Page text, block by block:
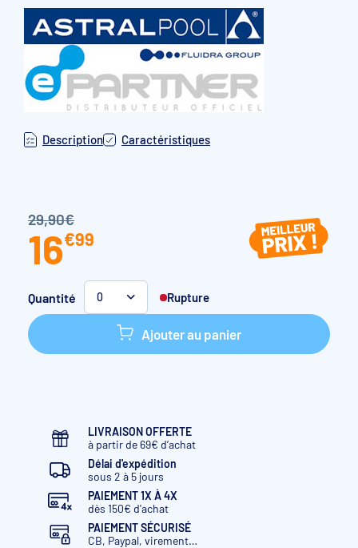
Description Caractéristiques
29,90€
16€99
Quantité 0 Rupture
Ajouter au panier
LIVRAISON OFFERTE
à partir de 69€ d’achat
Délai d'expédition
sous 2 à 5 jours
PAIEMENT 1X À 4X
dès 150€ d'achat
PAIEMENT SÉCURISÉ
CB, Paypal, virement…